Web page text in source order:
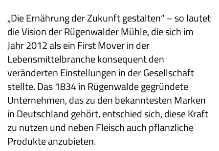
„Die Ernährung der Zukunft gestalten“ – so lautet
die Vision der Rügenwalder Mühle, die sich im
Jahr 2012 als ein First Mover in der
Lebensmittelbranche konsequent den
veränderten Einstellungen in der Gesellschaft
stellte. Das 1834 in Rügenwalde gegründete
Unternehmen, das zu den bekanntesten Marken
in Deutschland gehört, entschied sich, diese Kraft
zu nutzen und neben Fleisch auch pflanzliche
Produkte anzubieten.